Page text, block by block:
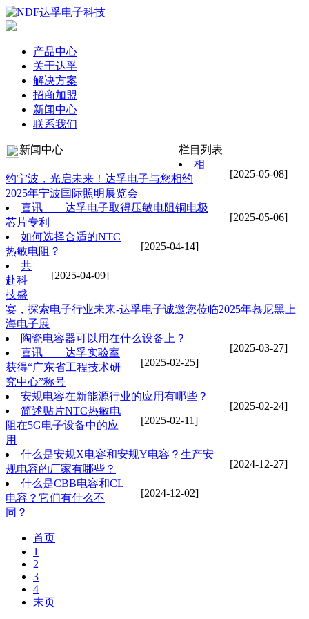
产品中心
关于达孚
解决方案
招商加盟
新闻中心
联系我们
新闻中心 栏目列表
[2025-05-08]
相
约宁波，光启未来！‌达孚电子与您相约
2025年宁波国际照明展览会
[2025-05-06]
喜讯——达孚电子取得压敏电阻铜电极
芯片专利
[2025-04-14]
如何选择合适的NTC
热敏电阻？
[2025-04-09]
‌共
赴科
技盛
宴，探索电子行业未来‌-达孚电子诚邀您莅临2025年慕尼黑上
海电子展‌
[2025-03-27]
陶瓷电容器可以用在什么设备上？
[2025-02-25]
喜讯——达孚实验室
获得“广东省工程技术研
究中心”称号
[2025-02-24]
安规电容在新能源行业的应用有哪些？
[2025-02-11]
简述贴片NTC热敏电
阻在5G电子设备中的应
用
[2024-12-27]
什么是安规X电容和安规Y电容？生产安
规电容的厂家有哪些？
[2024-12-02]
什么是CBB电容和CL
电容？它们有什么不
同？
首页
1
2
3
4
末页